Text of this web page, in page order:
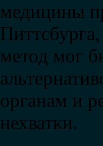
медицины
метод мог
органам и
нехватки.